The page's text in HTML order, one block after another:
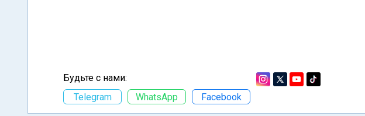
Будьте с нами:
Telegram
WhatsApp Facebook